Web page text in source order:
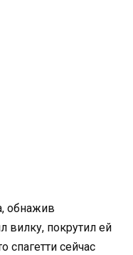
обнажив
вилку, покрутил ей
спагетти сейчас